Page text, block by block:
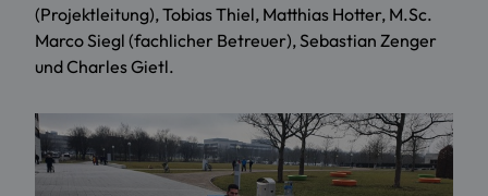
(Projektleitung), Tobias Thiel, Matthias Hotter, M.Sc.
Marco Siegl (fachlicher Betreuer), Sebastian Zenger
und Charles Gietl.